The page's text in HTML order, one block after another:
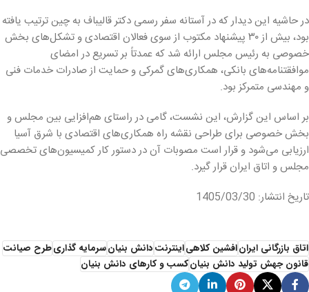
در حاشیه این دیدار که در آستانه سفر رسمی دکتر قالیباف به چین ترتیب یافته
بود، بیش از ۳۰ پیشنهاد مکتوب از سوی فعالان اقتصادی و تشکل‌های بخش
خصوصی به رئیس مجلس ارائه شد که عمدتاً بر تسریع در امضای
موافقتنامه‌های بانکی، همکاری‌های گمرکی و حمایت از صادرات خدمات فنی
و مهندسی متمرکز بود.
بر اساس این گزارش، این نشست، گامی در راستای هم‌افزایی بین مجلس و
بخش خصوصی برای طراحی نقشه راه همکاری‌های اقتصادی با شرق آسیا
ارزیابی می‌شود و قرار است مصوبات آن در دستور کار کمیسیون‌های تخصصی
مجلس و اتاق ایران قرار گیرد.
تاریخ انتشار: 1405/03/30
اتاق بازرگانی ایرانافشین کلاهیاینترنتدانش بنیانسرمایه گذاریطرح صیانت
قانون جهش تولید دانش بنیانکسب و کارهای دانش بنیان